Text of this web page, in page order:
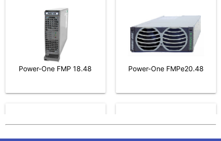
Power-One FMP 18.48 Power-One FMPe20.48